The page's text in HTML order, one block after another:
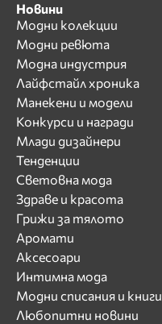
Новини
Модни колекции
Модни ревюта
Модна индустрия
Лайфстайл хроника
Манекени и модели
Конкурси и награди
Млади дизайнери
Тенденции
Световна мода
Здраве и красота
Грижи за тялото
Аромати
Аксесоари
Интимна мода
Модни списания и книги
Любопитни новини